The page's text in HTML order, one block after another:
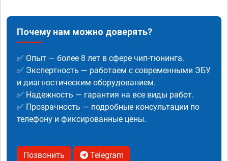
Почему нам можно доверять?
✅ Опыт — более 8 лет в сфере чип-тюнинга.
✅ Экспертность — работаем с современными ЭБУ
и диагностическим оборудованием.
✅ Надежность — гарантия на все виды работ.
✅ Прозрачность — подробные консультации по
телефону и фиксированные цены.
Позвонить Telegram